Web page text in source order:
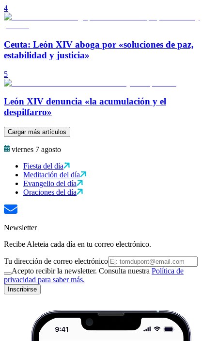
4
Ceuta: León XIV aboga por «soluciones de paz,
estabilidad y justicia»
5
León XIV denuncia «la acumulación y el
despilfarro»
Cargar más artículos
viernes 7 agosto
Fiesta del día
Meditación del día
Evangelio del día
Oraciones del día
Newsletter
Recibe Aleteia cada día en tu correo electrónico.
Tu dirección de correo electrónico
Acepto recibir la newsletter. Consulta nuestra Política de
privacidad para saber más.
Inscribirse